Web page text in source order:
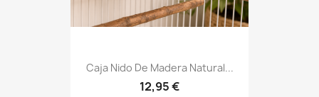
Caja Nido De Madera Natural...
12,95 €